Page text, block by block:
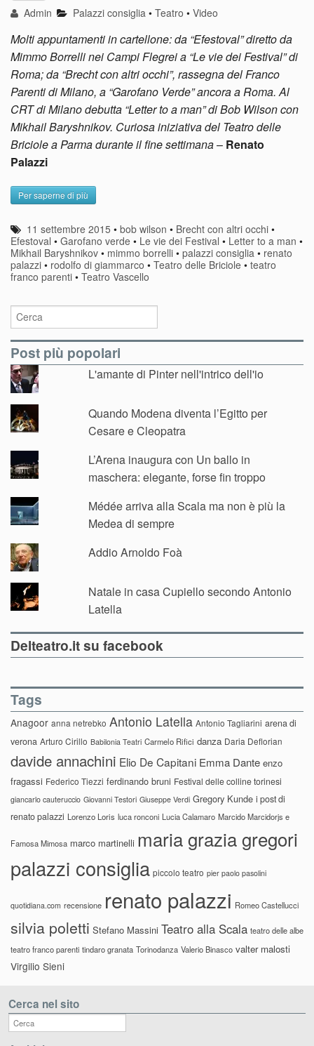
Admin Palazzi consiglia •Teatro •Video
Molti appuntamenti in cartellone: da “Efestoval” diretto da
Mimmo Borrelli nei Campi Flegrei a “Le vie dei Festival” di
Roma; da “Brecht con altri occhi”, rassegna del Franco
Parenti di Milano, a “Garofano Verde” ancora a Roma. Al
CRT di Milano debutta “Letter to a man” di Bob Wilson con
Mikhail Baryshnikov. Curiosa iniziativa del Teatro delle
Briciole a Parma durante il fine settimana– Renato
Palazzi
Per saperne di più
11 settembre 2015 •bob wilson • Brecht con altri occhi •
Efestoval • Garofano verde • Le vie dei Festival • Letter to a man •
Mikhail Baryshnikov • mimmo borrelli • palazzi consiglia • renato
palazzi • rodolfo di giammarco • Teatro delle Briciole • teatro
franco parenti • Teatro Vascello
Post più popolari
L'amante di Pinter nell'intrico dell'io
Quando Modena diventa l’Egitto per
Cesare e Cleopatra
L’Arena inaugura con Un ballo in
maschera: elegante, forse fin troppo
Médée arriva alla Scala ma non è più la
Medea di sempre
Addio Arnoldo Foà
Natale in casa Cupiello secondo Antonio
Latella
Delteatro.it su facebook
Tags
Anagoor anna netrebko Antonio Latella Antonio Tagliarini arena di
verona Arturo Cirillo Babilonia Teatri Carmelo Rifici danza Daria Deflorian
davide annachini Elio De Capitani Emma Dante enzo
fragassi Federico Tiezzi ferdinando bruni Festival delle colline torinesi
giancarlo cauteruccio Giovanni Testori Giuseppe Verdi Gregory Kunde i post di
renato palazzi Lorenzo Loris luca ronconi Lucia Calamaro Marcido Marcidorjs e
Famosa Mimosa marco martinelli maria grazia gregori
palazzi consiglia piccolo teatro pier paolo pasolini
quotidiana.com recensione renato palazzi Romeo Castellucci
silvia poletti Stefano Massini Teatro alla Scala teatro delle albe
teatro franco parenti tindaro granata Torinodanza Valerio Binasco valter malosti
Virgilio Sieni
Cerca nel sito